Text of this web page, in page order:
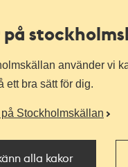
på
använder vi
ett bra sätt för dig.
Stockholmskällan
alla kakor